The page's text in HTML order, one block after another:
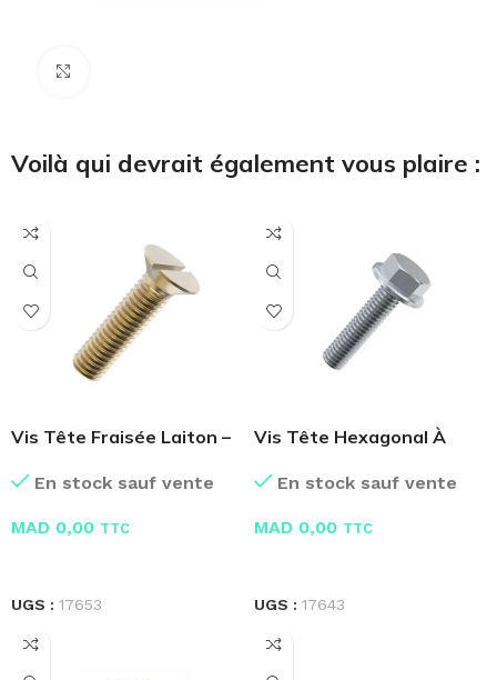
Voilà qui devrait également vous plaire :
Vis Tête Fraisée Laiton –
En stock sauf vente
MAD 0,00 TTC
UGS : 17653
Vis Tête Hexagonal À
En stock sauf vente
MAD 0,00 TTC
UGS : 17643